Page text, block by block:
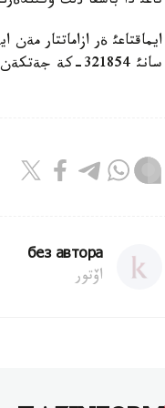
سانئ 321854-كة جةتكةن.
без автора
اۆتور